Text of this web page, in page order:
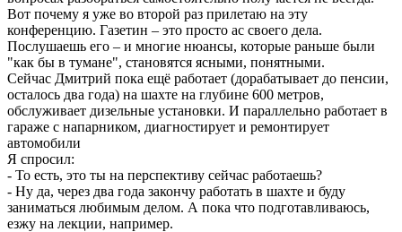
Вот почему я уже во второй раз прилетаю на эту
конференцию. Газетин – это просто ас своего дела.
Послушаешь его – и многие нюансы, которые раньше были
"как бы в тумане", становятся ясными, понятными.
Сейчас Дмитрий пока ещё работает (дорабатывает до пенсии,
осталось два года) на шахте на глубине 600 метров,
обслуживает дизельные установки. И параллельно работает в
гараже с напарником, диагностирует и ремонтирует
автомобили
Я спросил:
- То есть, это ты на перспективу сейчас работаешь?
- Ну да, через два года закончу работать в шахте и буду
заниматься любимым делом. А пока что подготавливаюсь,
езжу на лекции, например.